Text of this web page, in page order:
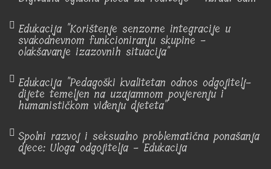
Edukacija "Korištenje senzorne integracije u
svakodnevnom funkcioniranju skupine -
olakšavanje izazovnih situacija"
Edukacija "Pedagoški kvalitetan odnos odgojitelj-
dijete temeljen na uzajamnom povjerenju i
humanističkom viđenju djeteta"
Spolni razvoj i seksualno problematična ponašanja
djece: Uloga odgojitelja - Edukacija